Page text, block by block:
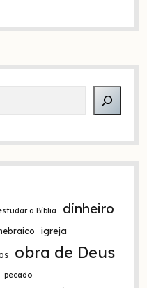
a Bíblia dinheiro
hebraico igreja
obra de Deus
pecado